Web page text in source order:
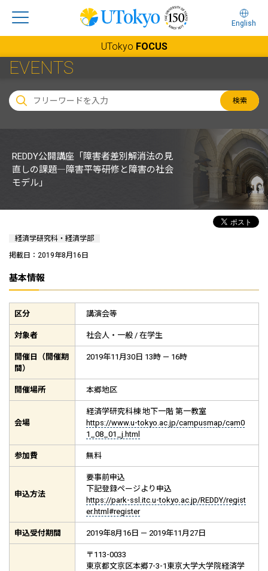
English
UTokyo FOCUS
EVENTS
検索
REDDY公開講座「障害者差別解消法の見
直しの課題―障害平等研修と障害の社会
モデル」
経済学研究科・経済学部
掲載日：2019年8月16日
基本情報
区分 講演会等
対象者 社会人・一般 / 在学生
開催日（開催期
間）
2019年11月30日 13時 — 16時
開催場所 本郷地区
会場
経済学研究科棟 地下一階 第一教室
https://www.u-tokyo.ac.jp/campusmap/cam0
1_08_01_j.html
参加費 無料
申込方法
要事前申込
下記登録ページより申込
https://park-ssl.itc.u-tokyo.ac.jp/REDDY/regist
er.html#register
申込受付期間 2019年8月16日 — 2019年11月27日
〒113-0033
東京都文京区本郷7-3-1東京大学大学院経済学